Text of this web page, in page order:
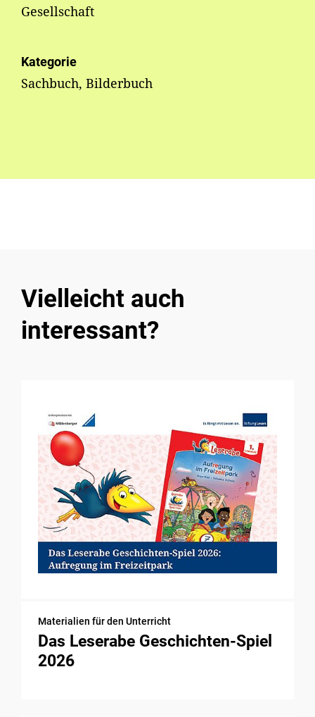
Gesellschaft
Kategorie
Sachbuch, Bilderbuch
Vielleicht auch
interessant?
Materialien für den Unterricht
Das Leserabe Geschichten-Spiel
2026